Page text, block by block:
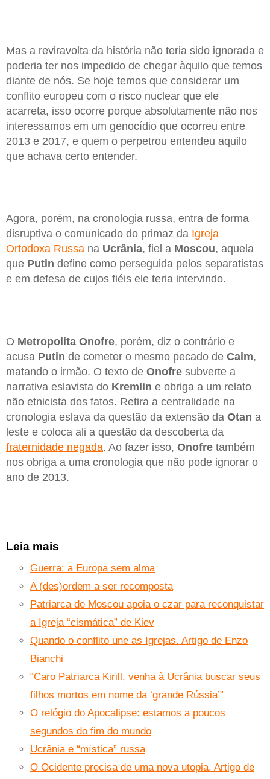
Mas a reviravolta da história não teria sido ignorada e
poderia ter nos impedido de chegar àquilo que temos
diante de nós. Se hoje temos que considerar um
conflito europeu com o risco nuclear que ele
acarreta, isso ocorre porque absolutamente não nos
interessamos em um genocídio que ocorreu entre
2013 e 2017, e quem o perpetrou entendeu aquilo
que achava certo entender.
Agora, porém, na cronologia russa, entra de forma
disruptiva o comunicado do primaz da Igreja
Ortodoxa Russa na Ucrânia, fiel a Moscou, aquela
que Putin define como perseguida pelos separatistas
e em defesa de cujos fiéis ele teria intervindo.
O Metropolita Onofre, porém, diz o contrário e
acusa Putin de cometer o mesmo pecado de Caim,
matando o irmão. O texto de Onofre subverte a
narrativa eslavista do Kremlin e obriga a um relato
não etnicista dos fatos. Retira a centralidade na
cronologia eslava da questão da extensão da Otan a
leste e coloca ali a questão da descoberta da
fraternidade negada. Ao fazer isso, Onofre também
nos obriga a uma cronologia que não pode ignorar o
ano de 2013.
Leia mais
Guerra: a Europa sem alma
A (des)ordem a ser recomposta
Patriarca de Moscou apoia o czar para reconquistar
a Igreja “cismática” de Kiev
Quando o conflito une as Igrejas. Artigo de Enzo
Bianchi
“Caro Patriarca Kirill, venha à Ucrânia buscar seus
filhos mortos em nome da ‘grande Rússia’”
O relógio do Apocalipse: estamos a poucos
segundos do fim do mundo
Ucrânia e “mística” russa
O Ocidente precisa de uma nova utopia. Artigo de